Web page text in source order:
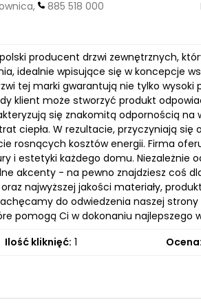
885 518 000
polski producent drzwi zewnętrznych,
idealnie wpisujące się w koncepcje
tej marki gwarantują nie tylko wysoki
klient może stworzyć produkt
się znakomitą odpornością
ciepła. W rezultacie, przyczyniają
rosnących kosztów energii. Firma
i estetyki każdego domu. Niezależnie
akcenty - na pewno znajdziesz coś
najwyższej jakości materiały,
do odwiedzenia naszej
pomogą Ci w dokonaniu najlepszego
Ilość kliknięć: 1 Ocena: